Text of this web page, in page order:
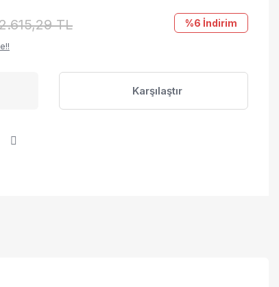
TL %6 İndirim
Karşılaştır